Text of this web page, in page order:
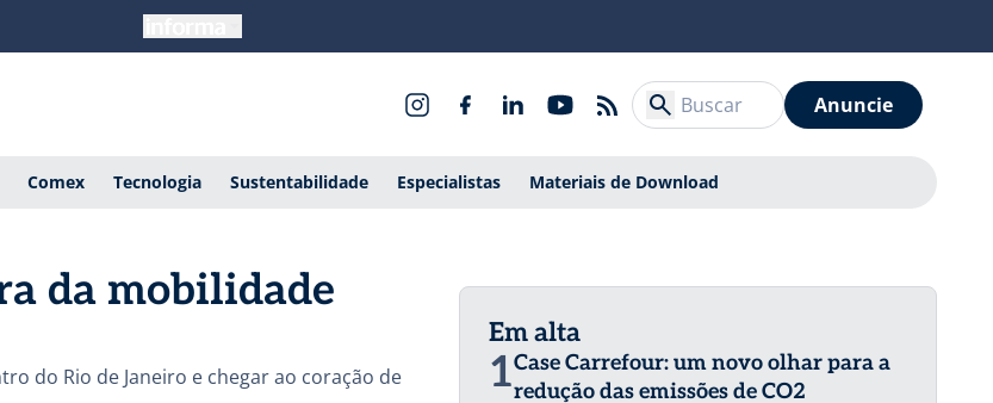
Anuncie
Comex Tecnologia Sustentabilidade Especialistas Materiais de Download
da mobilidade
do Rio de Janeiro e chegar ao coração de
Em alta
1Case Carrefour: um novo olhar para a
redução das emissões de CO2